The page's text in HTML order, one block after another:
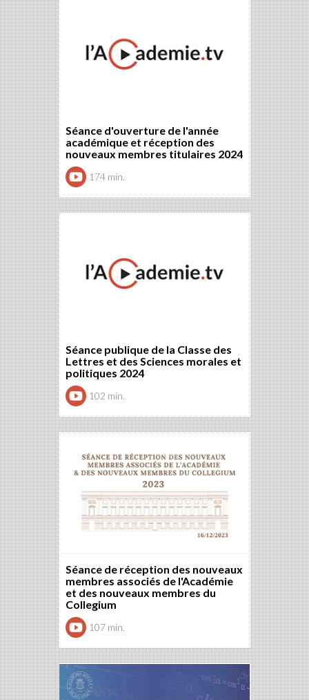
Séance d'ouverture de l'année
académique et réception des
nouveaux membres titulaires 2024
174 min.
Séance publique de la Classe des
Lettres et des Sciences morales et
politiques 2024
102 min.
Séance de réception des nouveaux
membres associés de l'Académie
et des nouveaux membres du
Collegium
107 min.